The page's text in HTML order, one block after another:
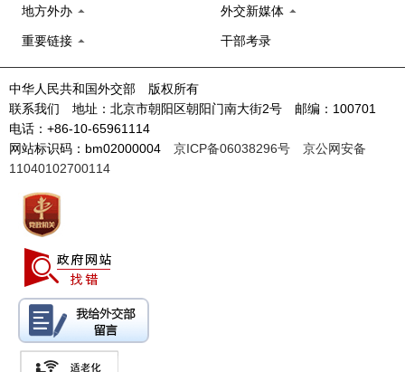
地方外办 外交新媒体
重要链接 干部考录
中华人民共和国外交部 版权所有
联系我们 地址：北京市朝阳区朝阳门南大街2号 邮编：100701
电话：+86-10-65961114
网站标识码：bm02000004 京ICP备06038296号
京公网安备
11040102700114